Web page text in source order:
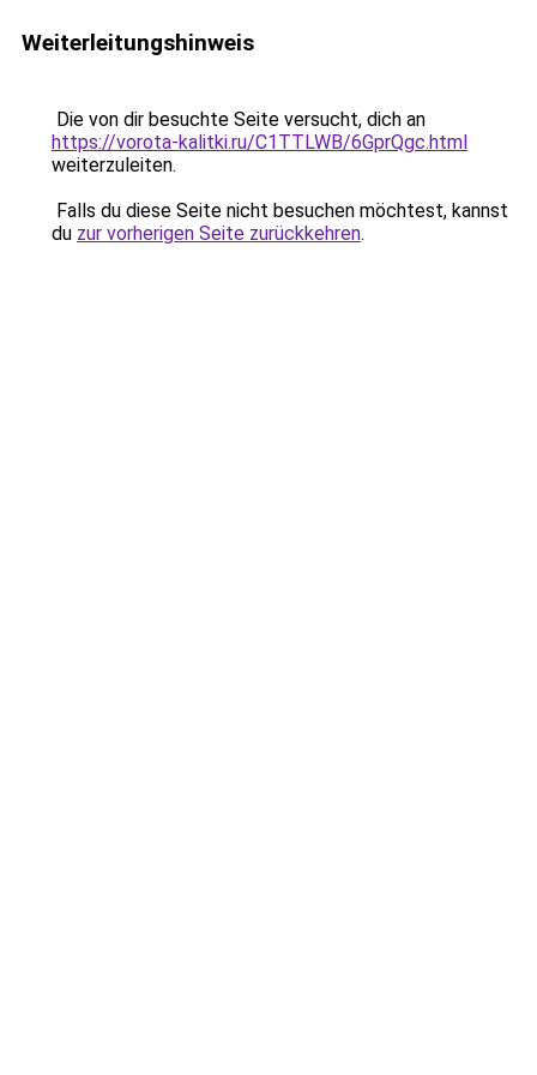
Weiterleitungshinweis
Die von dir besuchte Seite versucht, dich an
https://vorota-kalitki.ru/C1TTLWB/6GprQgc.html
weiterzuleiten.
Falls du diese Seite nicht besuchen möchtest, kannst
du zur vorherigen Seite zurückkehren.